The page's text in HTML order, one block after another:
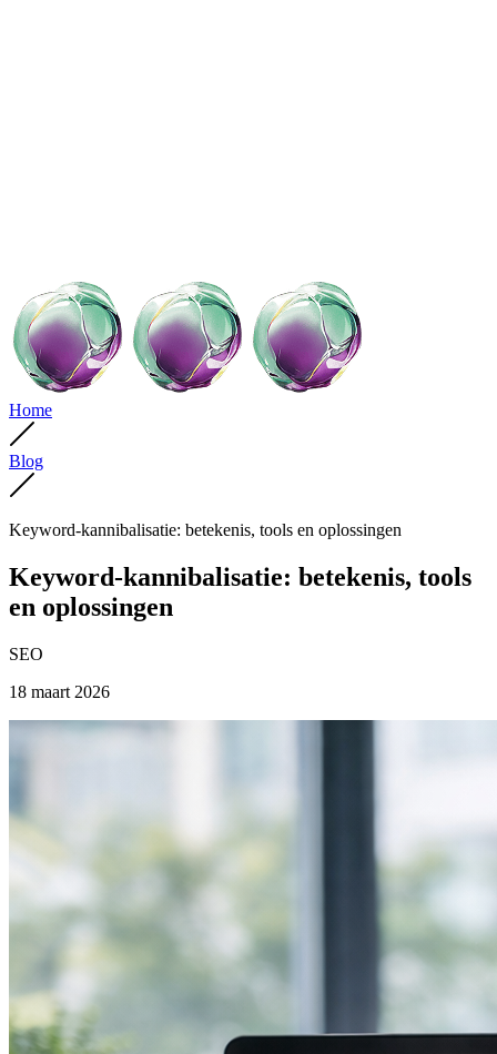
Home
Blog
Keyword-kannibalisatie: betekenis, tools en oplossingen
Keyword-kannibalisatie: betekenis, tools
en oplossingen
SEO
18 maart 2026